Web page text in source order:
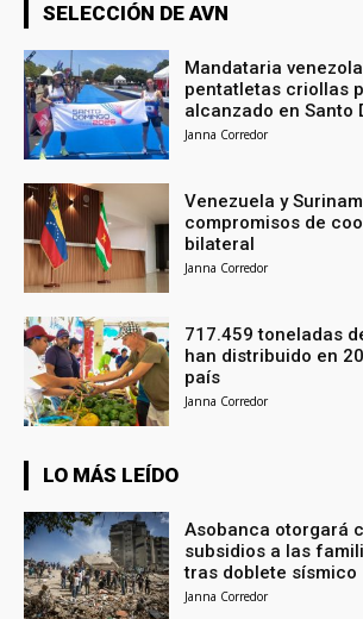
SELECCIÓN DE AVN
Mandataria
pentatletas criollas
alcanzado en Santo
Janna Corredor
Venezuela y
compromisos de
bilateral
Janna Corredor
717.459 toneladas
han distribuido en
país
Janna Corredor
LO MÁS LEÍDO
Asobanca otorgará
subsidios a las
tras doblete sísmico
Janna Corredor